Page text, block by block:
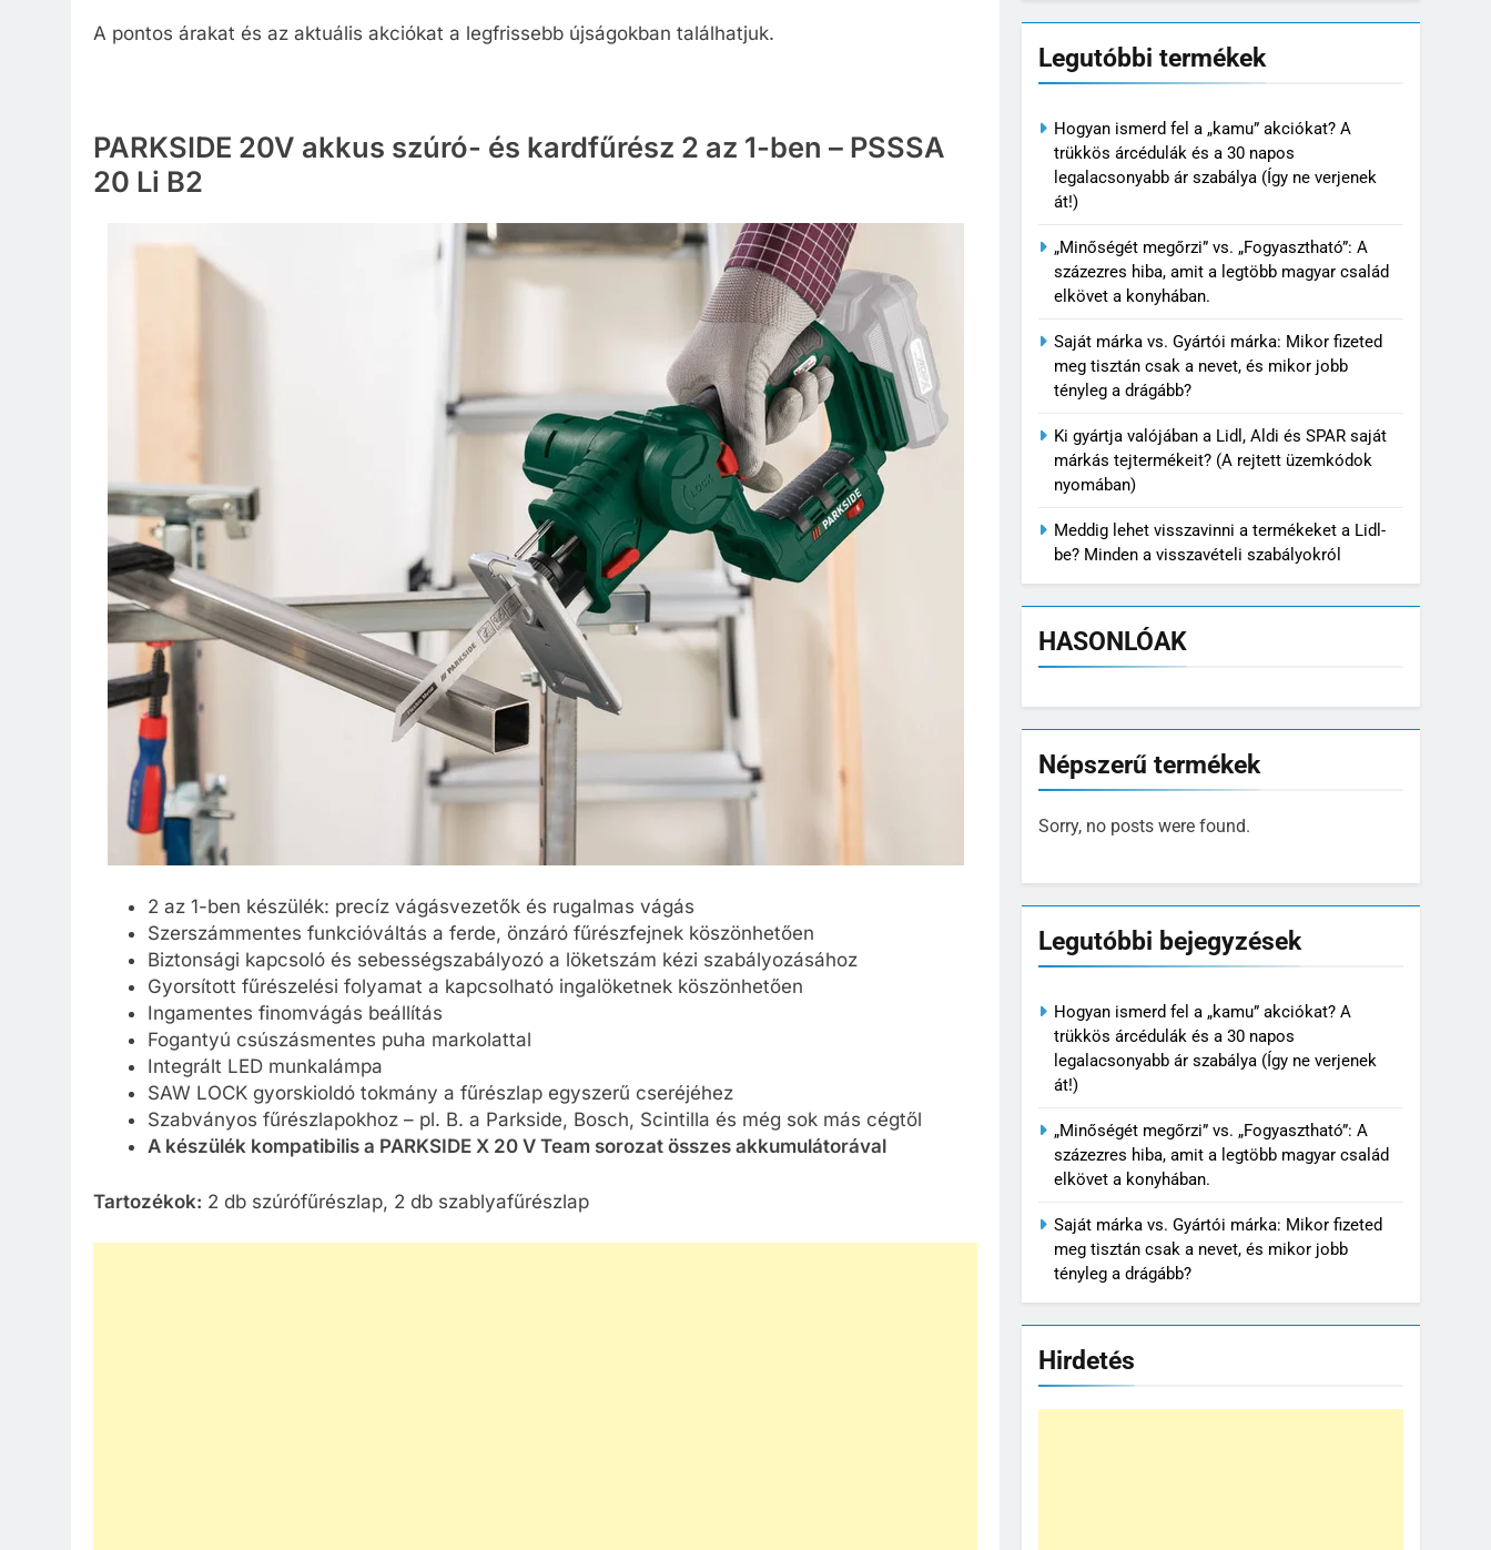
A pontos árakat és az aktuális akciókat a legfrissebb újságokban találhatjuk.
PARKSIDE 20V akkus szúró- és kardfűrész 2 az 1-ben – PSSSA
20 Li B2
2 az 1-ben készülék: precíz vágásvezetők és rugalmas vágás
Szerszámmentes funkcióváltás a ferde, önzáró fűrészfejnek köszönhetően
Biztonsági kapcsoló és sebességszabályozó a löketszám kézi szabályozásához
Gyorsított fűrészelési folyamat a kapcsolható ingalöketnek köszönhetően
Ingamentes finomvágás beállítás
Fogantyú csúszásmentes puha markolattal
Integrált LED munkalámpa
SAW LOCK gyorskioldó tokmány a fűrészlap egyszerű cseréjéhez
Szabványos fűrészlapokhoz – pl. B. a Parkside, Bosch, Scintilla és még sok más cégtől
A készülék kompatibilis a PARKSIDE X 20 V Team sorozat összes akkumulátorával
Tartozékok: 2 db szúrófűrészlap, 2 db szablyafűrészlap
Legutóbbi termékek
Hogyan ismerd fel a „kamu” akciókat? A
trükkös árcédulák és a 30 napos
legalacsonyabb ár szabálya (Így ne verjenek
át!)
„Minőségét megőrzi” vs. „Fogyasztható”: A
százezres hiba, amit a legtöbb magyar család
elkövet a konyhában.
Saját márka vs. Gyártói márka: Mikor fizeted
meg tisztán csak a nevet, és mikor jobb
tényleg a drágább?
Ki gyártja valójában a Lidl, Aldi és SPAR saját
márkás tejtermékeit? (A rejtett üzemkódok
nyomában)
Meddig lehet visszavinni a termékeket a Lidl-
be? Minden a visszavételi szabályokról
HASONLÓAK
Népszerű termékek
Sorry, no posts were found.
Legutóbbi bejegyzések
Hogyan ismerd fel a „kamu” akciókat? A
trükkös árcédulák és a 30 napos
legalacsonyabb ár szabálya (Így ne verjenek
át!)
„Minőségét megőrzi” vs. „Fogyasztható”: A
százezres hiba, amit a legtöbb magyar család
elkövet a konyhában.
Saját márka vs. Gyártói márka: Mikor fizeted
meg tisztán csak a nevet, és mikor jobb
tényleg a drágább?
Hirdetés